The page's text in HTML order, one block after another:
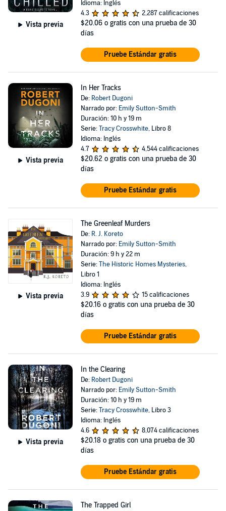
Vista previa
Idioma: Inglés
4.3
2,287 calificaciones
$20.06 o gratis con una prueba de 30
días
Pruebe Estándar gratis
Vista previa
In Her Tracks
De: Robert Dugoni
Narrado por: Emily Sutton-Smith
Duración: 10 h y 19 m
Serie:Tracy Crosswhite, Libro 8
Idioma: Inglés
4.7
4,544 calificaciones
$20.62 o gratis con una prueba de 30
días
Pruebe Estándar gratis
Vista previa
The Greenleaf Murders
De: R. J. Koreto
Narrado por: Emily Sutton-Smith
Duración: 9 h y 22 m
Serie:The Historic Homes Mysteries,
Libro 1
Idioma: Inglés
3.9
15 calificaciones
$20.16 o gratis con una prueba de 30
días
Pruebe Estándar gratis
Vista previa
In the Clearing
De: Robert Dugoni
Narrado por: Emily Sutton-Smith
Duración: 10 h y 19 m
Serie:Tracy Crosswhite, Libro 3
Idioma: Inglés
4.6
8,074 calificaciones
$20.18 o gratis con una prueba de 30
días
Pruebe Estándar gratis
The Trapped Girl